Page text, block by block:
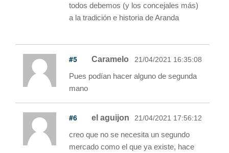
todos debemos (y los concejales más)
a la tradición e historia de Aranda
#5 Caramelo 21/04/2021 16:35:08
Pues podían hacer alguno de segunda
mano
#6 el aguijon 21/04/2021 17:56:12
creo que no se necesita un segundo
mercado como el que ya existe, hace